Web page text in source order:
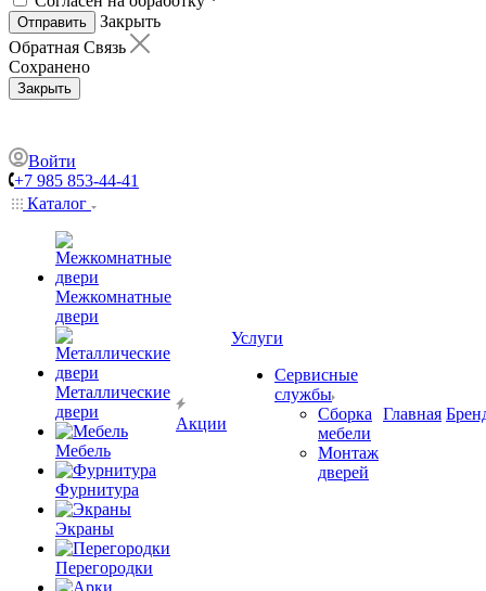
Отправить
Закрыть
Обратная Связь
Сохранено
Закрыть
Войти
+7 985 853-44-41
Каталог
Межкомнатные
двери
Металлические
двери
Мебель
Фурнитура
Экраны
Перегородки
Акции
Услуги
Сервисные
службы
Сборка
мебели
Монтаж
дверей
Главная